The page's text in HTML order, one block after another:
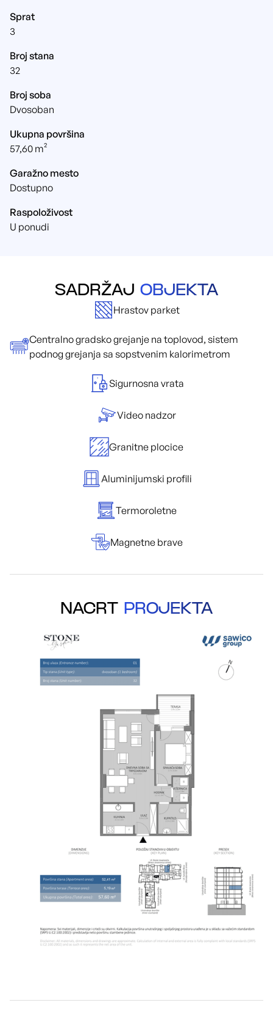
Sprat
3
Broj stana
32
Broj soba
Dvosoban
Ukupna površina
57,60 m²
Garažno mesto
Dostupno
Raspoloživost
U ponudi
SADRŽAJ OBJEKTA
Hrastov parket
Centralno gradsko grejanje na toplovod, sistem
podnog grejanja sa sopstvenim kalorimetrom
Sigurnosna vrata
Video nadzor
Granitne plocice
Aluminijumski profili
Termoroletne
Magnetne brave
NACRT PROJEKTA